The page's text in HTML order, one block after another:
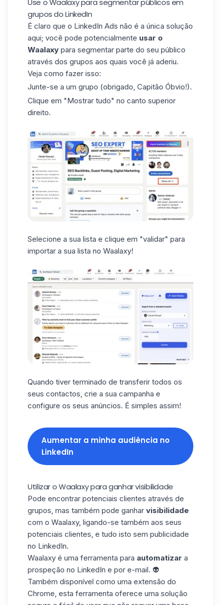
grupos do LinkedIn
É claro que o LinkedIn Ads não é a única solução
aqui; você pode potencialmente usar o
Waalaxy para segmentar parte do seu público
através dos grupos aos quais você já aderiu.
Veja como fazer isso:
Junte-se a um grupo (obrigado, Capitão Óbvio!).
Clique em "Mostrar tudo" no canto superior
direito.
Selecione a sua lista e clique em "validar" para
importar a sua lista no Waalaxy!
Quando tiver terminado de transferir todos os
seus contactos, crie a sua campanha e
configure os seus anúncios. É simples assim!
Aumentar a minha audiência no
LinkedIn
Utilizar o Waalaxy para ganhar visibilidade
Pode encontrar potenciais clientes através de
grupos, mas também pode ganhar visibilidade
com o Waalaxy, ligando-se também aos seus
potenciais clientes, e tudo isto sem publicidade
no LinkedIn.
Waalaxy é uma ferramenta para automatizar a
prospeção no LinkedIn e por e-mail. 👽
Também disponível como uma extensão do
Chrome, esta ferramenta oferece uma solução